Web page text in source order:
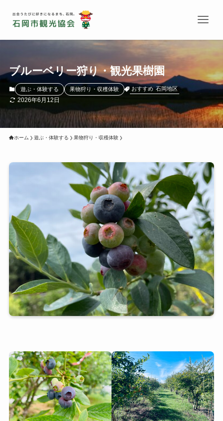
ブルーベリー狩り・観光果樹園
遊ぶ・体験する 果物狩り・収穫体験 おすすめ 石岡地区
2026年6月12日
ホーム 遊ぶ・体験する 果物狩り・収穫体験